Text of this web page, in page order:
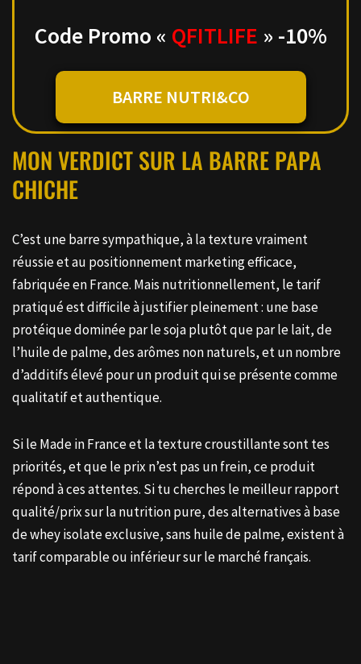
Code Promo « QFITLIFE » -10%
BARRE NUTRI&CO
MON VERDICT SUR LA BARRE PAPA
CHICHE
C’est une barre sympathique, à la texture vraiment
réussie et au positionnement marketing efficace,
fabriquée en France. Mais nutritionnellement, le tarif
pratiqué est difficile à justifier pleinement : une base
protéique dominée par le soja plutôt que par le lait, de
l’huile de palme, des arômes non naturels, et un nombre
d’additifs élevé pour un produit qui se présente comme
qualitatif et authentique.
Si le Made in France et la texture croustillante sont tes
priorités, et que le prix n’est pas un frein, ce produit
répond à ces attentes. Si tu cherches le meilleur rapport
qualité/prix sur la nutrition pure, des alternatives à base
de whey isolate exclusive, sans huile de palme, existent à
tarif comparable ou inférieur sur le marché français.